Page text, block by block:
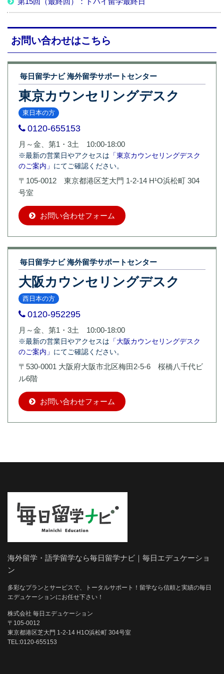
お問い合わせはこちら
毎日留学ナビ 海外留学サポートセンター
東京カウンセリングデスク
東日本の方
0120-655153
月～金、第1・3土 10:00-18:00
※最新の営業日やアクセスは 「東京カウンセリングデスク
のご案内」 にてご確認ください。
〒105-0012 東京都港区芝大門 1-2-14 H¹O浜松町 304
号室
お問い合わせフォーム
毎日留学ナビ 海外留学サポートセンター
大阪カウンセリングデスク
西日本の方
0120-952295
月～金、第1・3土 10:00-18:00
※最新の営業日やアクセスは 「大阪カウンセリングデスク
のご案内」 にてご確認ください。
〒530-0001 大阪府大阪市北区梅田2-5-6 桜橋八千代ビ
ル6階
お問い合わせフォーム
海外留学・語学留学なら毎日留学ナビ｜毎日エデュケーショ
ン
多彩なプランとサービスで、トータルサポート！留学なら信頼と実績の毎日
エデュケーションにお任せ下さい！
株式会社 毎日エデュケーション
〒105-0012
東京都港区芝大門 1-2-14 H1O浜松町 304号室
TEL:0120-655153